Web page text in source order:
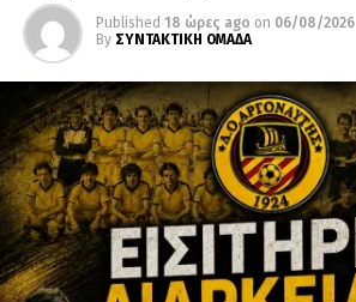
Published 18 ώρες ago on 06/08/2026
By ΣΥΝΤΑΚΤΙΚΗ ΟΜΑΔΑ